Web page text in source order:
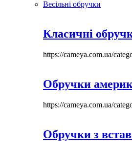
Весільні обручки
Класичні
https://cameya.com.ua/
Обручки
https://cameya.com.ua/
Обручки з